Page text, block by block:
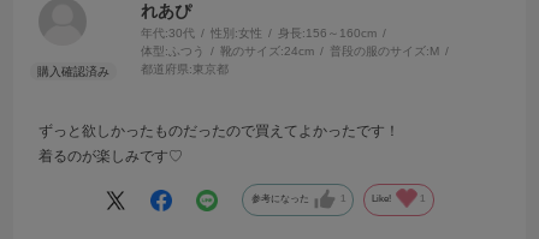
れあぴ
年代:30代 性別:女性 身長:156～160cm
体型:ふつう 靴のサイズ:24cm 普段の服のサイズ: M
都道府県:東京都
ずっと欲しかったものだったので買えてよかったです！
着るのが楽しみです♡
参考になった 1 Like! 1